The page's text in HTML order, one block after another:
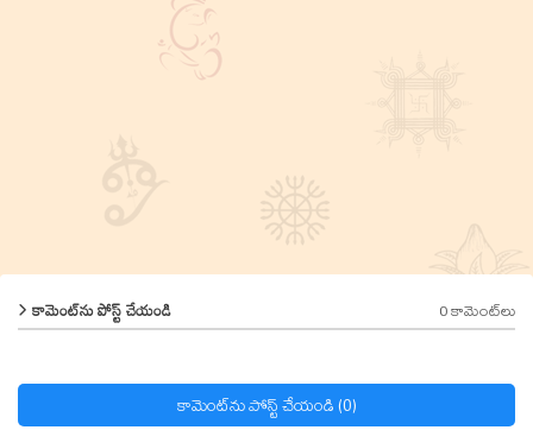
కామెంట్‌ను పోస్ట్ చేయండి 0 కామెంట్‌లు
కామెంట్‌ను పోస్ట్ చేయండి (0)